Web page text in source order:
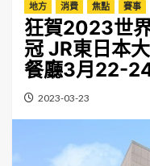
地方 消費 焦點 賽事
狂賀2023世
冠 JR東日本
餐廳3月22-
2023-03-23